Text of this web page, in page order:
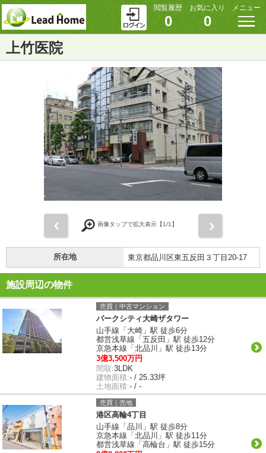
閲覧履歴
0
お気に入り
0
メニュー
上竹医院
画像タップで拡大表示【1/1】
所在地 東京都品川区東五反田３丁目20-17
施設周辺の物件
売買｜中古マンション
パークシティ大崎ザタワー
山手線「大崎」駅 徒歩6分
都営浅草線「五反田」駅 徒歩12分
京急本線「北品川」駅 徒歩13分
3億3,500万円
間取:3LDK
建物面積:- / 25.33坪
土地面積:- / -
売買｜売地
港区高輪4丁目
山手線「品川」駅 徒歩8分
京急本線「北品川」駅 徒歩11分
都営浅草線「高輪台」駅 徒歩15分